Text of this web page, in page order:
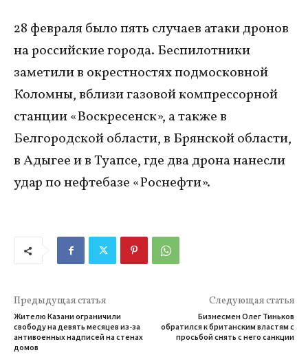
28 февраля было пять случаев атаки дронов
на российские города. Беспилотники
заметили в окрестностях подмосковной
Коломны, вблизи газовой компрессорной
станции «Воскресенск», а также в
Белгородской области, в Брянской области,
в Адыгее и в Туапсе, где два дрона нанесли
удар по нефтебазе «Роснефти».
Предыдущая статья
Жителю Казани ограничили
свободу на девять месяцев из-за
антивоенных надписей на стенах
домов
Следующая статья
Бизнесмен Олег Тиньков
обратился к британским властям с
просьбой снять с него санкции